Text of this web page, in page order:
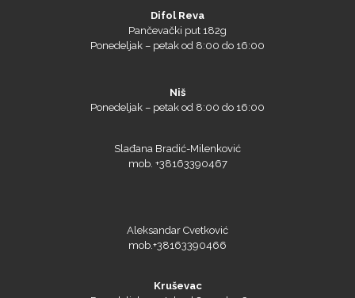
Siser
Difol Reva
Pančevački put 182g
Ponedeljak – petak od 8:00 do 16:00
Niš
Ponedeljak – petak od 8:00 do 16:00
Slađana Bradić-Milenković
mob. +38163390467
Aleksandar Cvetković
mob.+38163390466
Kruševac